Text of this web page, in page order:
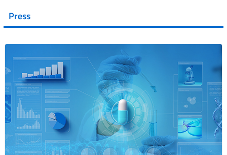
Press